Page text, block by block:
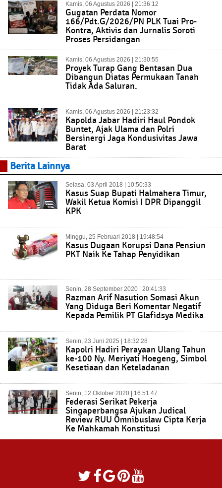
Kamis, 06 Agustus 2026 | 21:36:12
Gugatan Perdata Nomor
166/Pdt.G/2026/PN PLK Tuai Pro-
Kontra, Aktivis dan Jurnalis Soroti
Proses Persidangan
Kamis, 06 Agustus 2026 | 21:30:55
Proyek Turap Gang Bentasan Dua
Dibangun Diatas Permukaan Tanah
Tidak Ada Saluran.
Kamis, 06 Agustus 2026 | 21:23:32
Kapolda Jabar Hadiri Haul Pondok
Buntet, Ajak Ulama dan Polri
Bersinergi Jaga Kondusivitas Jawa
Barat
Berita Lainnya
Selasa, 03 April 2018 | 10:50:33
Kasus Suap Bupati Halmahera Timur,
Wakil Ketua Komisi I DPR Dipanggil
KPK
Minggu, 25 Februari 2018 | 19:48:54
Kasus Dugaan Korupsi Dana Pensiun
PKT Naik Ke Tahap Penyidikan
Senin, 28 September 2020 | 20:41:33
Razman Arif Nasution Somasi Akun
Yang Diduga Beri Komentar Negatif
Kepada Pemilik PT Glafidsya Medika
Senin, 23 Juni 2025 | 18:32:28
Kapolri Hadiri Perayaan Ulang Tahun
ke-100 Ny. Meriyati Hoegeng, Simbol
Kesetiaan dan Keteladanan
Senin, 12 Oktober 2020 | 16:51:47
Federasi Serikat Pekerja
Singaperbangsa Ajukan Judical
Review RUU Omnibuslaw Cipta Kerja
Ke Mahkamah Konstitusi